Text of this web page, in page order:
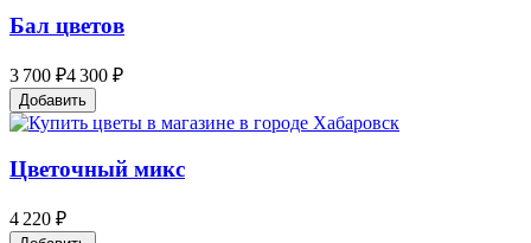
Бал цветов
3 700 ₽4 300 ₽
Добавить
Цветочный микс
4 220 ₽